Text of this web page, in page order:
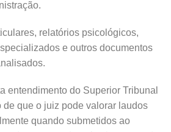
relatórios psicológicos,
e outros documentos
entendimento do Superior Tribunal
de que o juiz pode valorar laudos
quando submetidos ao